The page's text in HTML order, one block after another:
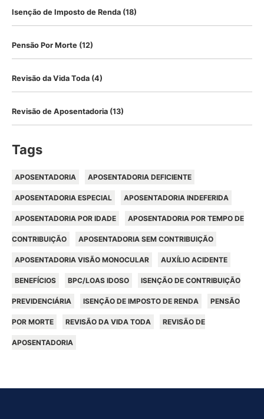
Isenção de Imposto de Renda (18)
Pensão Por Morte (12)
Revisão da Vida Toda (4)
Revisão de Aposentadoria (13)
Tags
APOSENTADORIA APOSENTADORIA DEFICIENTE
APOSENTADORIA ESPECIAL APOSENTADORIA INDEFERIDA
APOSENTADORIA POR IDADE APOSENTADORIA POR TEMPO DE
CONTRIBUIÇÃO APOSENTADORIA SEM CONTRIBUIÇÃO
APOSENTADORIA VISÃO MONOCULAR AUXÍLIO ACIDENTE
BENEFÍCIOS BPC/LOAS IDOSO ISENÇÃO DE CONTRIBUIÇÃO
PREVIDENCIÁRIA ISENÇÃO DE IMPOSTO DE RENDA PENSÃO
POR MORTE REVISÃO DA VIDA TODA REVISÃO DE
APOSENTADORIA